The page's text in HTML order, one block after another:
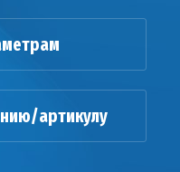
артикулу